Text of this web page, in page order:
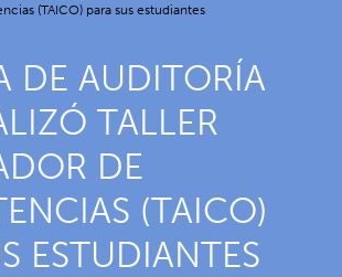
(TAICO) para sus estudiantes
DE AUDITORÍA
TALLER
DE
(TAICO)
ESTUDIANTES